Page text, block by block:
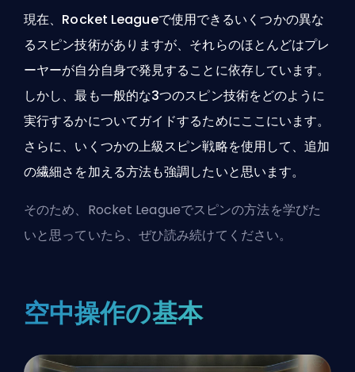
現在、Rocket Leagueで使用できるいくつかの異な
るスピン技術がありますが、それらのほとんどはプレ
ーヤーが自分自身で発見することに依存しています。
しかし、最も一般的な3つのスピン技術をどのように
実行するかについてガイドするためにここにいます。
さらに、いくつかの上級スピン戦略を使用して、追加
の繊細さを加える方法も強調したいと思います。
そのため、Rocket Leagueでスピンの方法を学びた
いと思っていたら、ぜひ読み続けてください。
空中操作の基本